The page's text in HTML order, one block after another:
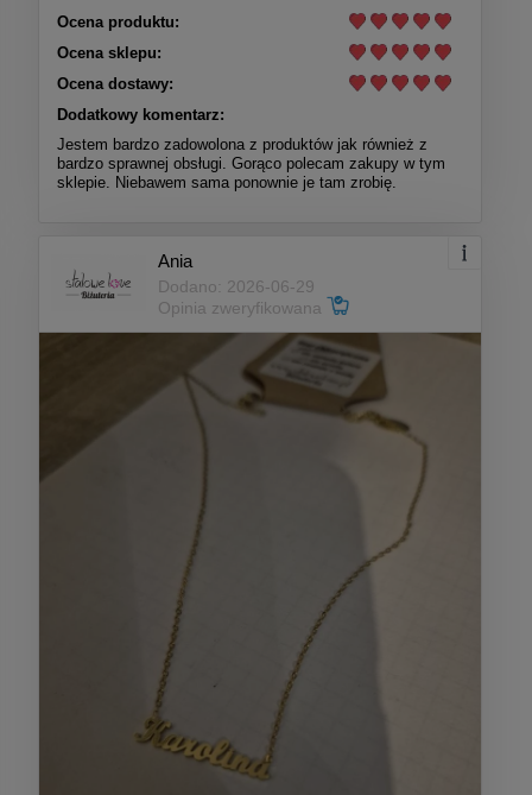
Ocena produktu:
Ocena sklepu:
Ocena dostawy:
Dodatkowy komentarz:
Jestem bardzo zadowolona z produktów jak również z
bardzo sprawnej obsługi. Gorąco polecam zakupy w tym
sklepie. Niebawem sama ponownie je tam zrobię.
Ania
Dodano: 2026-06-29
Opinia zweryfikowana